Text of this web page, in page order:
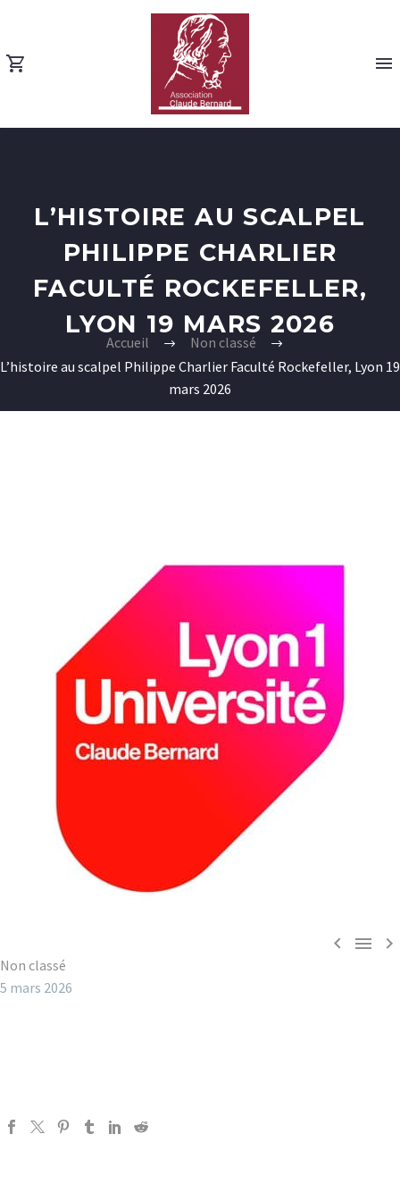
L’HISTOIRE AU SCALPEL
PHILIPPE CHARLIER
FACULTÉ ROCKEFELLER,
LYON 19 MARS 2026
Accueil
Non classé
L’histoire au scalpel Philippe Charlier Faculté Rockefeller, Lyon 19
mars 2026
  
Non classé
5 mars 2026